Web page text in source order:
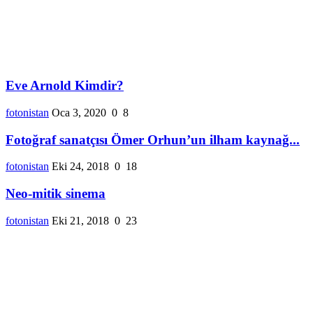
Eve Arnold Kimdir?
fotonistan Oca 3, 2020 0 8
Fotoğraf sanatçısı Ömer Orhun’un ilham kaynağ...
fotonistan Eki 24, 2018 0 18
Neo-mitik sinema
fotonistan Eki 21, 2018 0 23